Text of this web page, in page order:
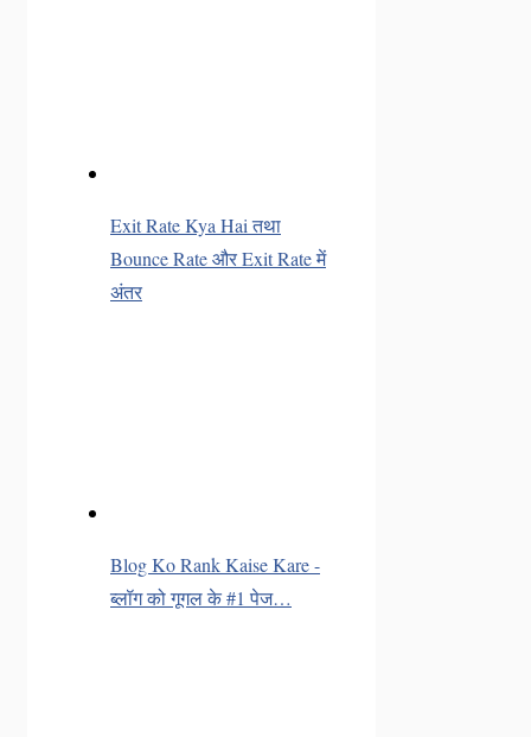
Exit Rate Kya Hai तथा
Bounce Rate और Exit Rate में
अंतर
Blog Ko Rank Kaise Kare -
ब्लॉग को गूगल के #1 पेज…